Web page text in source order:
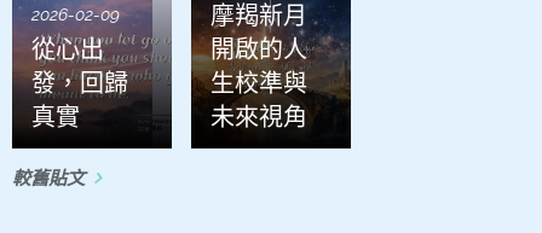
2026-02-09
從心出
發，回歸
真實
摩羯新月
開啟的人
生校準與
未來視角
較舊貼文